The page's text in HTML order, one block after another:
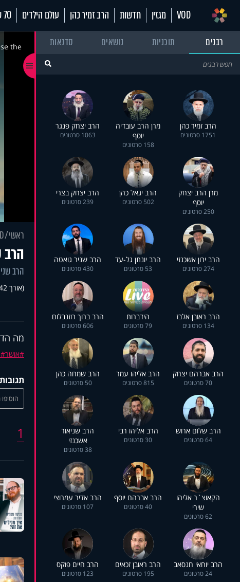
VOD מגזין חדשות הרב זמיר כהן עולם הילדים 70 שאלות
רבנים
תוכניות נושאים סדנאות
הרב זמיר כהן
1751 סרטונים
מרן הרב עובדיה
יוסף
158 סרטונים
הרב יצחק פנגר
1063 סרטונים
מרן הרב יצחק
יוסף
250 סרטונים
הרב יגאל כהן
502 סרטונים
הרב יצחק בצרי
239 סרטונים
הרב ירון אשכנזי
274 סרטונים
הרב יונתן גל-עד
53 סרטונים
הרב שניר גואטה
430 סרטונים
הרב ראובן אלבז
134 סרטונים
הידברות
79 סרטונים
הרב ברוך רוזנבלום
606 סרטונים
הרב אברהם יצחק
70 סרטונים
הרב אליהו עמר
815 סרטונים
הרב שמחה כהן
50 סרטונים
הרב שלום ארוש
64 סרטונים
הרב אליהו רבי
30 סרטונים
הרב שניאור
אשכנזי
38 סרטונים
הקאוצ`ר אליהו
שירי
62 סרטונים
הרב אברהם יוסף
40 סרטונים
הרב אדיר עמרוצי
107 סרטונים
הרב יוחאי חנסאב
24 סרטונים
הרב ראובן זכאים
195 סרטונים
הרב חיים פוקס
123 סרטונים
the
ראשי
הרב
הרב
(אורך 37:42)
מה
אושר
תגובות
1